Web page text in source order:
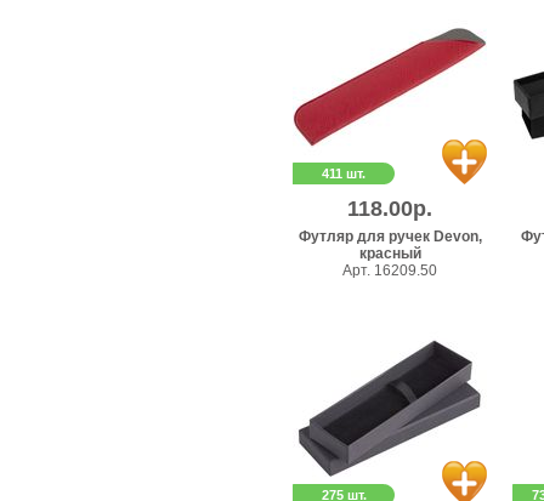
411 шт.
118.00р.
Футляр для ручек Devon,
красный
Арт. 16209.50
275 шт.